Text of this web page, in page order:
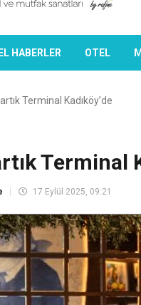
HABERLER OTEL
Terminal Kadıköy’de
Terminal
17 Eylül 2025, 09:21